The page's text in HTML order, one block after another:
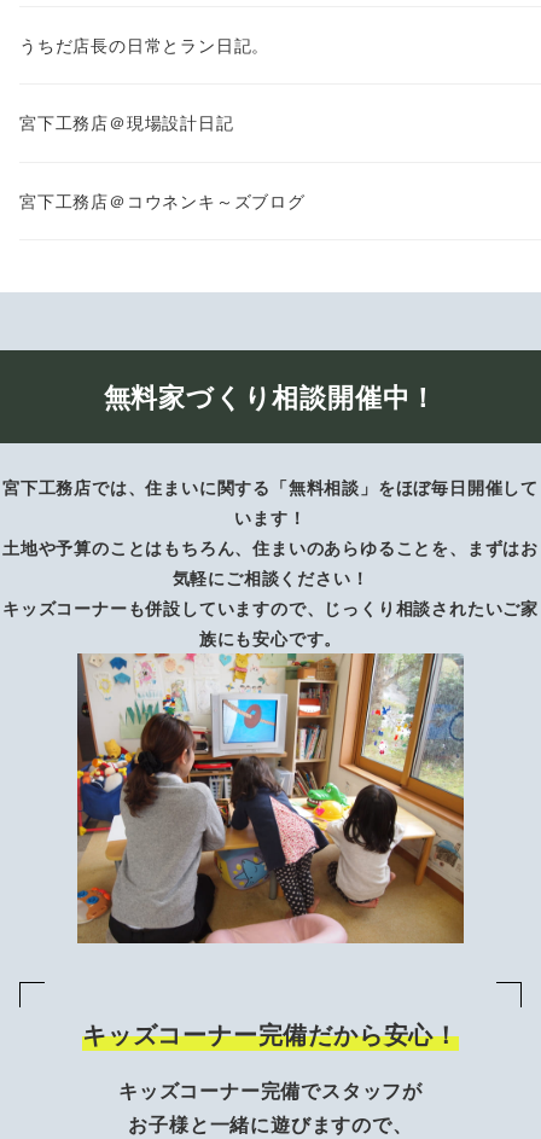
うちだ店長の日常とラン日記。
宮下工務店＠現場設計日記
宮下工務店＠コウネンキ～ズブログ
無料家づくり相談開催中！
宮下工務店では、住まいに関する「無料相談」をほぼ毎日開催して
います！
土地や予算のことはもちろん、住まいのあらゆることを、まずはお
気軽にご相談ください！
キッズコーナーも併設していますので、じっくり相談されたいご家
族にも安心です。
キッズコーナー完備だから安心！
キッズコーナー完備でスタッフが
お子様と一緒に遊びますので、